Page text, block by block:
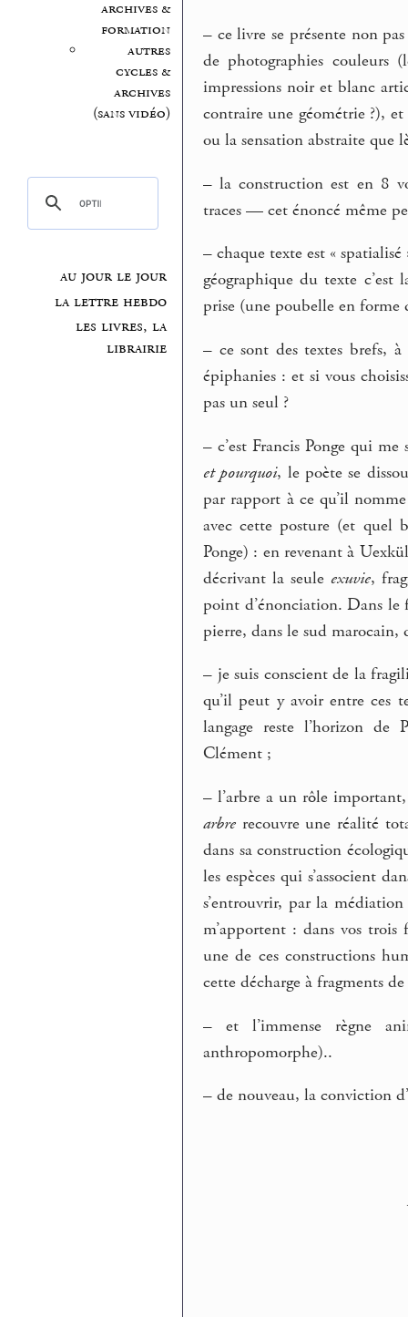
archives &
formation
autres
cycles &
archives
(sans vidéo)
au jour le jour
la lettre hebdo
les livres, la
librairie
– ce livre se présente non
de photographies couleurs
impressions noir et blanc
contraire une géométrie ?), et
ou la sensation abstraite que
– la construction est en 8
traces — cet énoncé même
– chaque texte est «
géographique du texte
prise (une poubelle en
– ce sont des textes brefs,
épiphanies : et si vous
pas un seul ?
– c’est Francis Ponge qui
et pourquoi, le poète se
par rapport à ce qu’il
avec cette posture (et quel
Ponge) : en revenant à
décrivant la seule exuvie,
point d’énonciation. Dans
pierre, dans le sud marocain,
– je suis conscient de la
qu’il peut y avoir entre ces
langage reste l’horizon de
Clément ;
– l’arbre a un rôle
arbre recouvre une réalité
dans sa construction
les espèces qui s’associent
s’entrouvrir, par la
m’apportent : dans vos
une de ces constructions
cette décharge à fragments
– et l’immense règne
anthropomorphe)..
– de nouveau, la conviction